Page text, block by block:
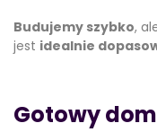
Budujemy szybko,
jest idealnie
Gotowy